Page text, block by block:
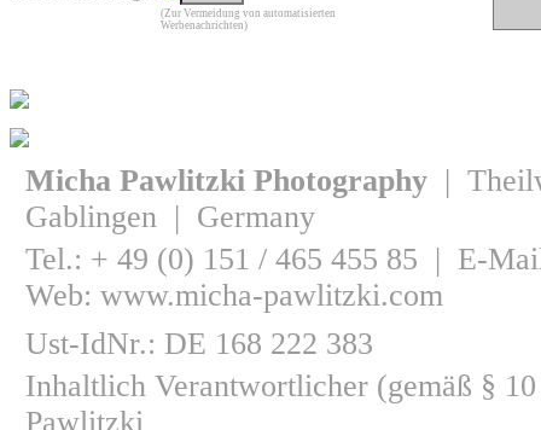
(Zur Vermeidung von automatisierten
Werbenachrichten)
Micha Pawlitzki Photography |
Gablingen | Germany
Tel.: + 49 (0) 151 / 465 455 85 | E-
Web: www.micha-pawlitzki.com
Ust-IdNr.: DE 168 222 383
Inhaltlich Verantwortlicher (gemäß §
Pawlitzki